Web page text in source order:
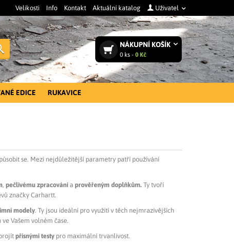
Velikosti Info Kontakt Aktuální katalog Uživatel
NÁKUPNÍ KOŠÍK
0 ks - 0 Kč
Vyhledat
EDICE RUKAVICE
se. Mezi nejdůležitější parametry patří používání
, pečlivému zpracovánía prověřeným doplňkům.Ty tvoří
značky Carhartt.
modely. Ty jsou ideální pro využití v těch nejmrazivějších
Vašem volném čase.
přísnými testypro maximální trvanlivost.